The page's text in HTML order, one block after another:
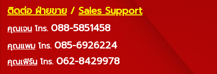
ติดต่อ ฝ่ายขาย / Sales Support
คุณเจน โทร. 088-5851458
คุณแพม โทร. 085-6926224
คุณเฟิร์น โทร. 062-8429978